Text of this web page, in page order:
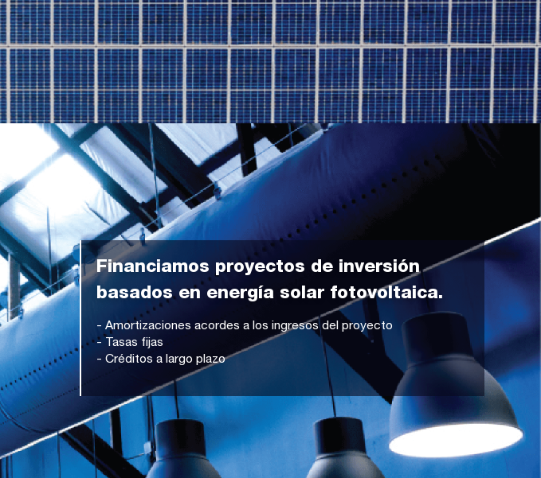
Financiamos proyectos de inversión
basados en energía solar fotovoltaica.
- Amortizaciones acordes a los ingresos del proyecto
- Tasas fijas
- Créditos a largo plazo